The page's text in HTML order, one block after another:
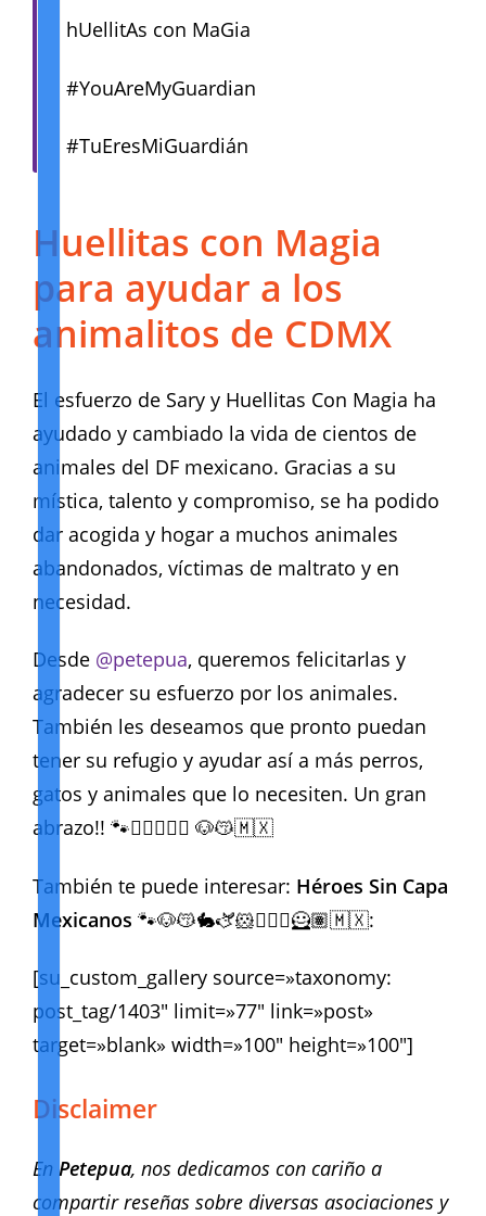
hUellitAs con MaGia
#YouAreMyGuardian
#TuEresMiGuardián
Huellitas con Magia
para ayudar a los
animalitos de CDMX
El esfuerzo de Sary y Huellitas Con Magia ha
ayudado y cambiado la vida de cientos de
animales del DF mexicano. Gracias a su
mística, talento y compromiso, se ha podido
dar acogida y hogar a muchos animales
abandonados, víctimas de maltrato y en
necesidad.
Desde @petepua, queremos felicitarlas y
agradecer su esfuerzo por los animales.
También les deseamos que pronto puedan
tener su refugio y ayudar así a más perros,
gatos y animales que lo necesiten. Un gran
abrazo!! 🐾🦸‍♀️🦸🏽‍♀️ 🐶😽🇲🇽
También te puede interesar: Héroes Sin Capa
Mexicanos 🐾🐶😽🐇🫏🐹🦸🏻‍♀️🦸🏽🇲🇽:
[su_custom_gallery source=»taxonomy:
post_tag/1403″ limit=»77″ link=»post»
target=»blank» width=»100″ height=»100″]
Disclaimer
En Petepua, nos dedicamos con cariño a
compartir reseñas sobre diversas asociaciones y